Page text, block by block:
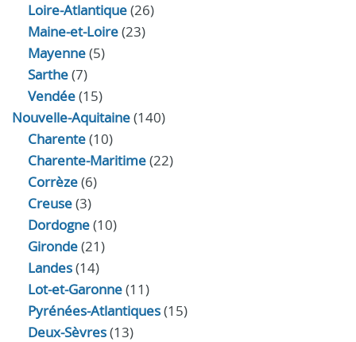
Loire-Atlantique(26)
Maine-et-Loire(23)
Mayenne(5)
Sarthe(7)
Vendée(15)
Nouvelle-Aquitaine(140)
Charente(10)
Charente-Maritime(22)
Corrèze(6)
Creuse(3)
Dordogne(10)
Gironde(21)
Landes(14)
Lot-et-Garonne(11)
Pyrénées-Atlantiques(15)
Deux-Sèvres(13)